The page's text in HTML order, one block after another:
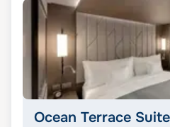
Ocean Terrace